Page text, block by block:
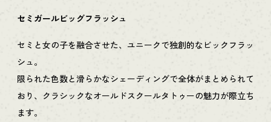
セミガールビッグフラッシュ
セミと女の子を融合させた、ユニークで独創的なビックフラッ
シュ。
限られた色数と滑らかなシェーディングで全体がまとめられて
おり、クラシックなオールドスクールタトゥーの魅力が際立ち
ます。